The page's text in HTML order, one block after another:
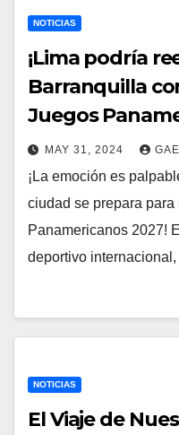
NOTICIAS
¡Lima podría
Barranquilla
Juegos
MAY 31, 2024
¡La emoción es
ciudad se prepara
Panamericanos 2027!
deportivo
NOTICIAS
El Viaje de